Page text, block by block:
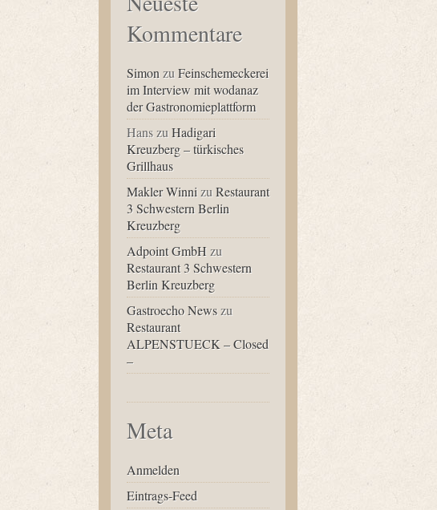
Kommentare
Simon zuFeinschemeckerei
im Interview mit wodanaz
der Gastronomieplattform
Hans zuHadigari
Kreuzberg – türkisches
Grillhaus
Makler Winni zuRestaurant
3 Schwestern Berlin
Kreuzberg
Adpoint GmbH zu
Restaurant 3 Schwestern
Berlin Kreuzberg
Gastroecho News zu
Restaurant
ALPENSTUECK – Closed
–
Meta
Anmelden
Eintrags-Feed